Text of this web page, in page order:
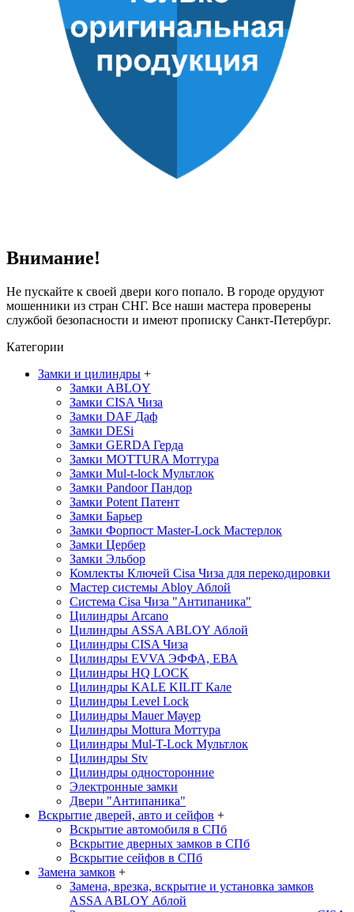
Внимание!
Не пускайте к своей двери кого попало. В городе орудуют
мошенники из стран СНГ. Все наши мастера проверены
службой безопасности и имеют прописку Санкт-Петербург.
Категории
Замки и цилиндры +
Замки ABLOY
Замки CISA Чиза
Замки DAF Даф
Замки DESi
Замки GERDA Герда
Замки MOTTURA Моттура
Замки Mul-t-lock Мультлок
Замки PandoorПандор
Замки Potent Патент
Замки Барьер
Замки Форпост Master-Lock Мастерлок
Замки Цербер
Замки Эльбор
Комлекты Ключей Cisa Чиза для перекодировки
Мастер системы Abloy Аблой
Система Cisa Чиза "Антипаника"
Цилиндры Arcano
Цилиндры ASSA ABLOY Аблой
Цилиндры CISA Чиза
Цилиндры EVVA ЭФФА, ЕВА
Цилиндры HQ LOCK
Цилиндры KALE KILIT Кале
Цилиндры Level Lock
Цилиндры MauerМауер
Цилиндры Mottura Моттура
Цилиндры Mul-T-Lock Мультлок
Цилиндры Stv
Цилиндры односторонние
Электронные замки
Двери "Антипаника"
Вскрытие дверей, авто и сейфов +
Вскрытие автомобиля в СПб
Вскрытие дверных замков в СПб
Вскрытие сейфов в СПб
Замена замков +
Замена, врезка, вскрытие и установка замков
ASSA ABLOY Аблой